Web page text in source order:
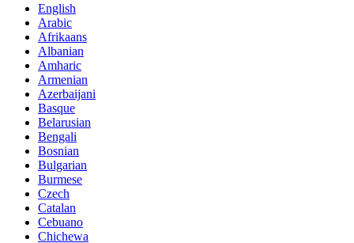
English
Arabic
Afrikaans
Albanian
Amharic
Armenian
Azerbaijani
Basque
Belarusian
Bengali
Bosnian
Bulgarian
Burmese
Czech
Catalan
Cebuano
Chichewa